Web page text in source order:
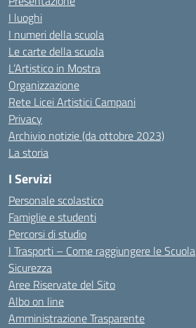
I luoghi
I numeri della scuola
Le carte della scuola
L’Artistico in Mostra
Organizzazione
Rete Licei Artistici Campani
Privacy
Archivio notizie (da ottobre 2023)
La storia
I Servizi
Personale scolastico
Famiglie e studenti
Percorsi di studio
I Trasporti – Come raggiungere le Scuola
Sicurezza
Aree Riservate del Sito
Albo on line
Amministrazione Trasparente